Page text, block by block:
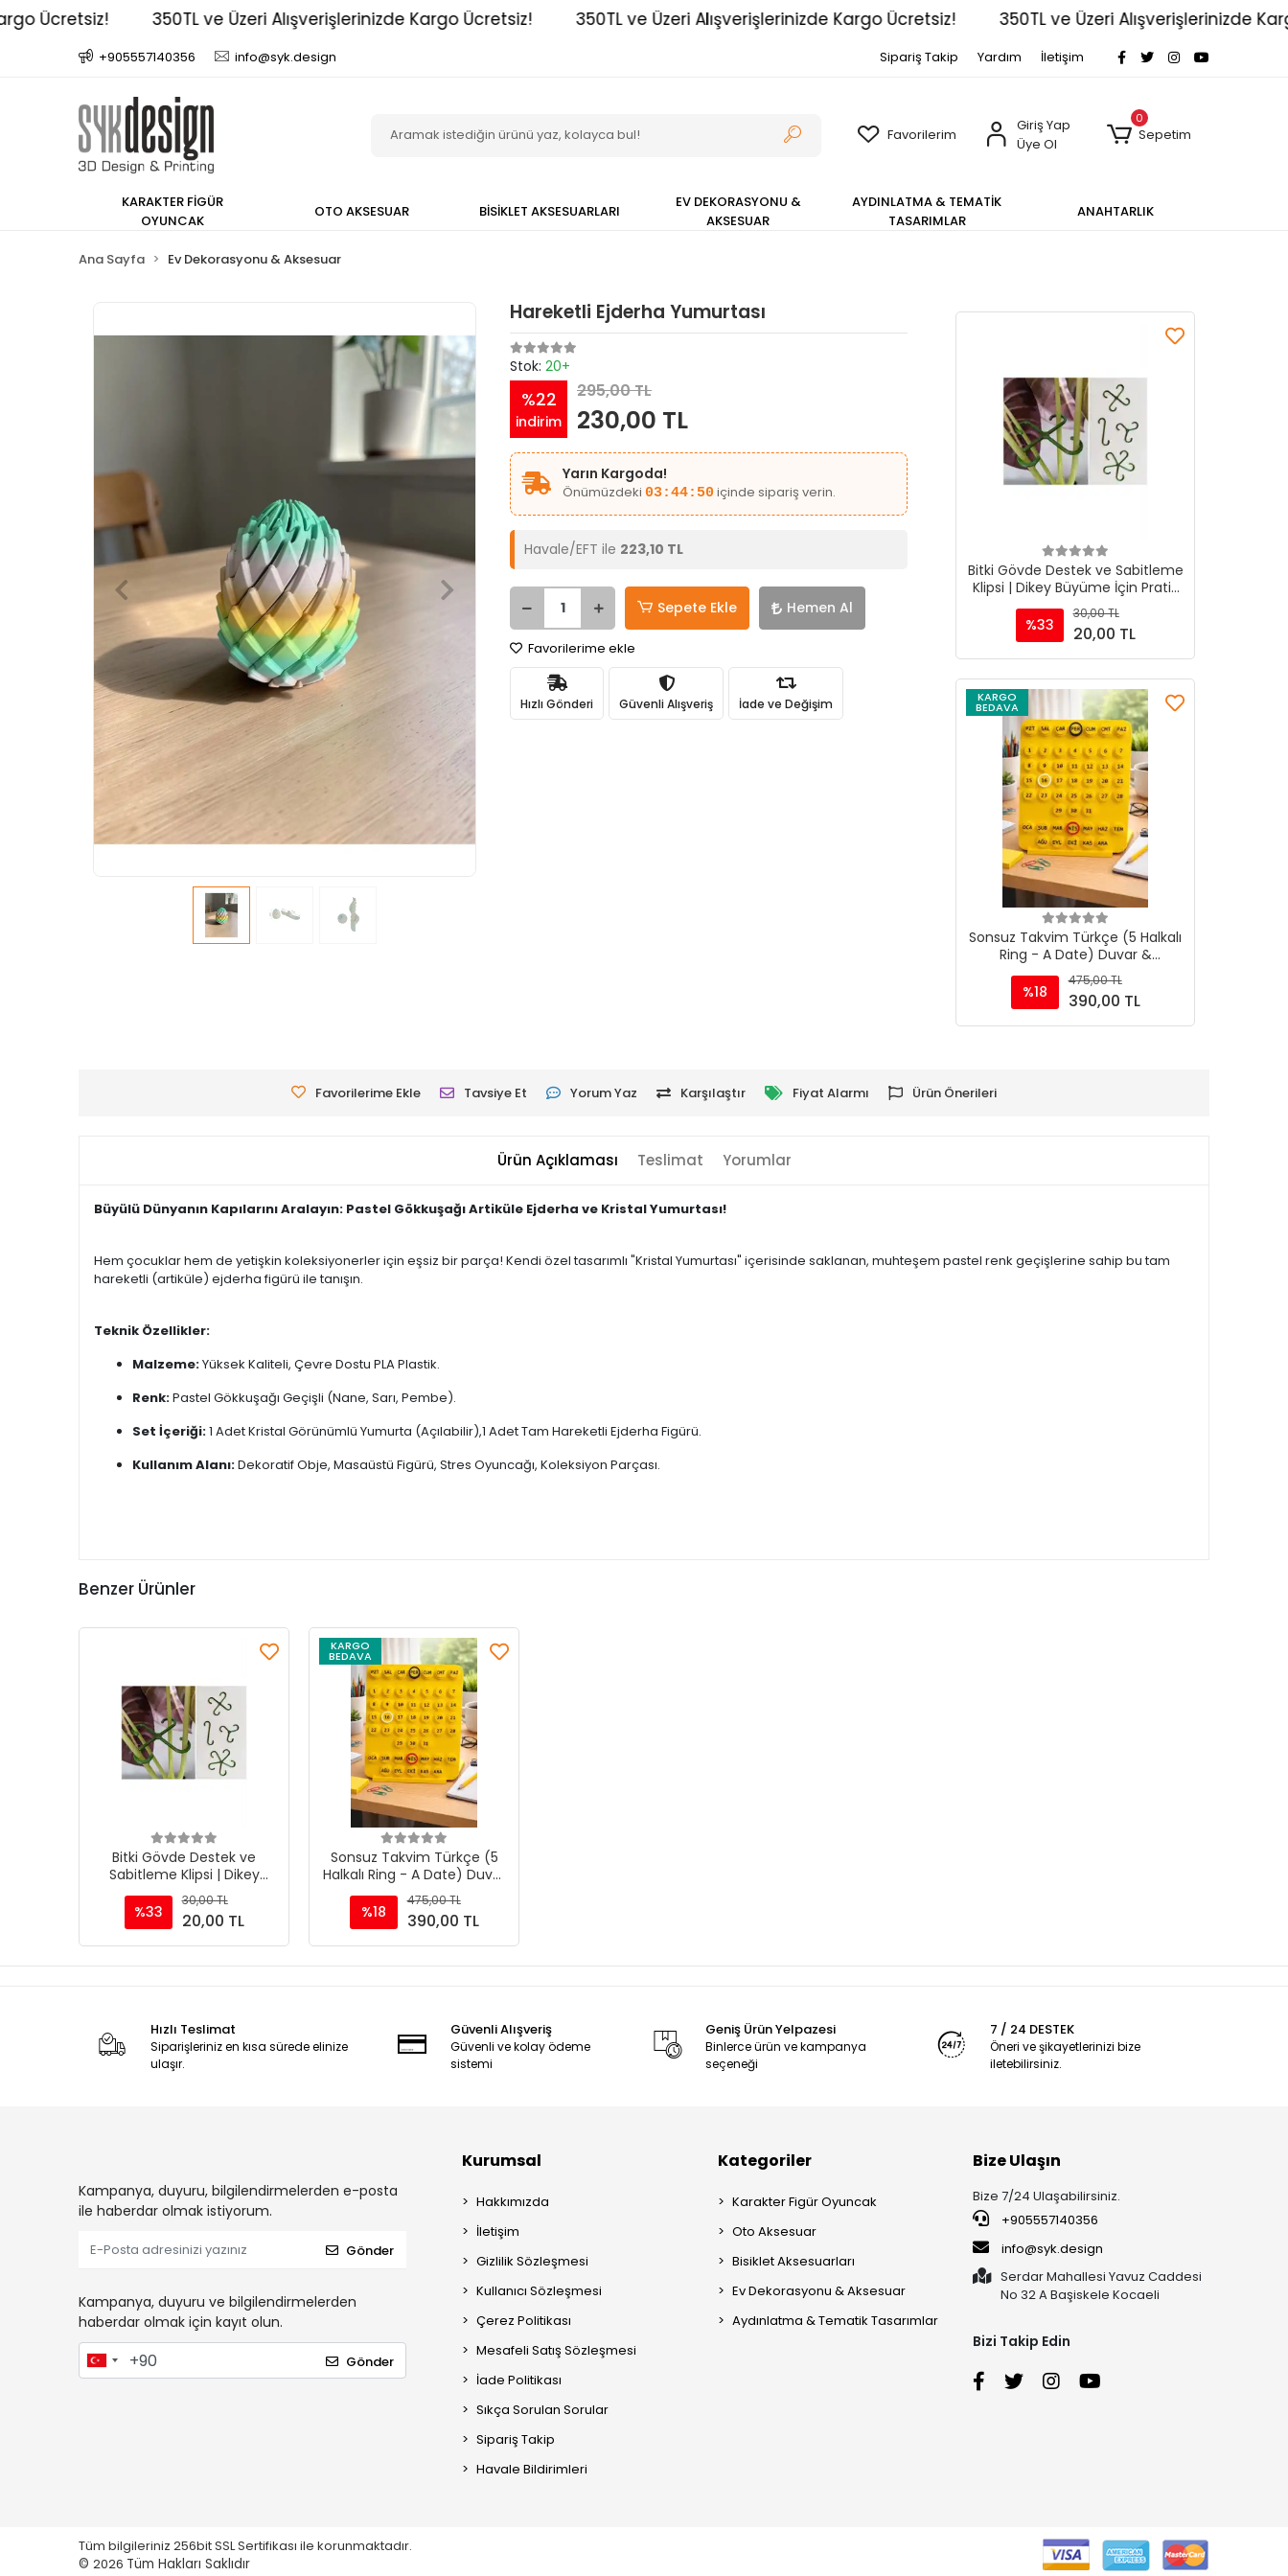
350TL ve Üzeri Alışverişlerinizde Kargo Ücretsiz! 350TL ve Üzeri Alışverişlerinizde Kargo Ücretsiz! 350TL ve Üzeri Alışverişlerinizde Kargo
+905557140356 info@syk.design Sipariş Takip Yardım İletişim
Favorilerim
Giriş Yap
Üye Ol
0
Sepetim
KARAKTER FİGÜR
OYUNCAK
OTO AKSESUAR BİSİKLET AKSESUARLARI
EV DEKORASYONU &
AKSESUAR
AYDINLATMA & TEMATİK
TASARIMLAR
ANAHTARLIK
Ana Sayfa Ev Dekorasyonu & Aksesuar
Hareketli Ejderha Yumurtası
Stok: 20+
%22
indirim
295,00 TL
230,00 TL
Yarın Kargoda!
Önümüzdeki 03:44:50içinde sipariş verin.
Havale/EFT ile 223,10 TL
Sepete Ekle Hemen Al
Favorilerime ekle
Hızlı Gönderi Güvenli Alışveriş İade ve Değişim
Sepete Ekle
Bitki Gövde Destek ve Sabitleme
Klipsi | Dikey Büyüme İçin Pratik
& BİTKİ TUTUCU(4lüSet)
%33
30,00 TL
20,00 TL
KARGO
BEDAVA
Sepete Ekle
Sonsuz Takvim Türkçe (5 Halkalı
Ring - A Date) Duvar &
Masaüstü Sarı
%18
475,00 TL
390,00 TL
Favorilerime Ekle Tavsiye Et Yorum Yaz Karşılaştır Fiyat Alarmı Ürün Önerileri
Ürün Açıklaması Teslimat Yorumlar
Büyülü Dünyanın Kapılarını Aralayın: Pastel Gökkuşağı Artiküle Ejderha ve Kristal Yumurtası!
Hem çocuklar hem de yetişkin koleksiyonerler için eşsiz bir parça! Kendi özel tasarımlı "Kristal Yumurtası" içerisinde saklanan, muhteşem pastel renk geçişlerine sahip bu tam
hareketli (artiküle) ejderha figürü ile tanışın.
Teknik Özellikler:
Malzeme:Yüksek Kaliteli, Çevre Dostu PLA Plastik.
Renk:Pastel Gökkuşağı Geçişli (Nane, Sarı, Pembe).
Set İçeriği:1 Adet Kristal Görünümlü Yumurta (Açılabilir),1 Adet Tam Hareketli Ejderha Figürü.
Kullanım Alanı:Dekoratif Obje, Masaüstü Figürü, Stres Oyuncağı, Koleksiyon Parçası.
Benzer Ürünler
Sepete Ekle
Bitki Gövde Destek ve
Sabitleme Klipsi | Dikey
Büyüme İçin Pratik & BİTKİ
TUTUCU(4lüSet)
%33
30,00 TL
20,00 TL
KARGO
BEDAVA
Sepete Ekle
Sonsuz Takvim Türkçe (5
Halkalı Ring - A Date) Duvar
& Masaüstü Sarı
%18
475,00 TL
390,00 TL
Hızlı Teslimat
Siparişleriniz en kısa sürede elinize
ulaşır.
Güvenli Alışveriş
Güvenli ve kolay ödeme
sistemi
Geniş Ürün Yelpazesi
Binlerce ürün ve kampanya
seçeneği
7 / 24 DESTEK
Öneri ve şikayetlerinizi bize
iletebilirsiniz.
Kampanya, duyuru, bilgilendirmelerden e-posta
ile haberdar olmak istiyorum.
Gönder
Kampanya, duyuru ve bilgilendirmelerden
haberdar olmak için kayıt olun.
Gönder
Kurumsal
Hakkımızda
İletişim
Gizlilik Sözleşmesi
Kullanıcı Sözleşmesi
Çerez Politikası
Mesafeli Satış Sözleşmesi
İade Politikası
Sıkça Sorulan Sorular
Sipariş Takip
Havale Bildirimleri
Kategoriler
Karakter Figür Oyuncak
Oto Aksesuar
Bisiklet Aksesuarları
Ev Dekorasyonu & Aksesuar
Aydınlatma & Tematik Tasarımlar
Bize Ulaşın
Bize 7/24 Ulaşabilirsiniz.
+905557140356
info@syk.design
Serdar Mahallesi Yavuz Caddesi
No 32 A Başiskele Kocaeli
Bizi Takip Edin
Tüm bilgileriniz 256bit SSL Sertifikası ile korunmaktadır.
© 2026 Tüm Hakları Saklıdır